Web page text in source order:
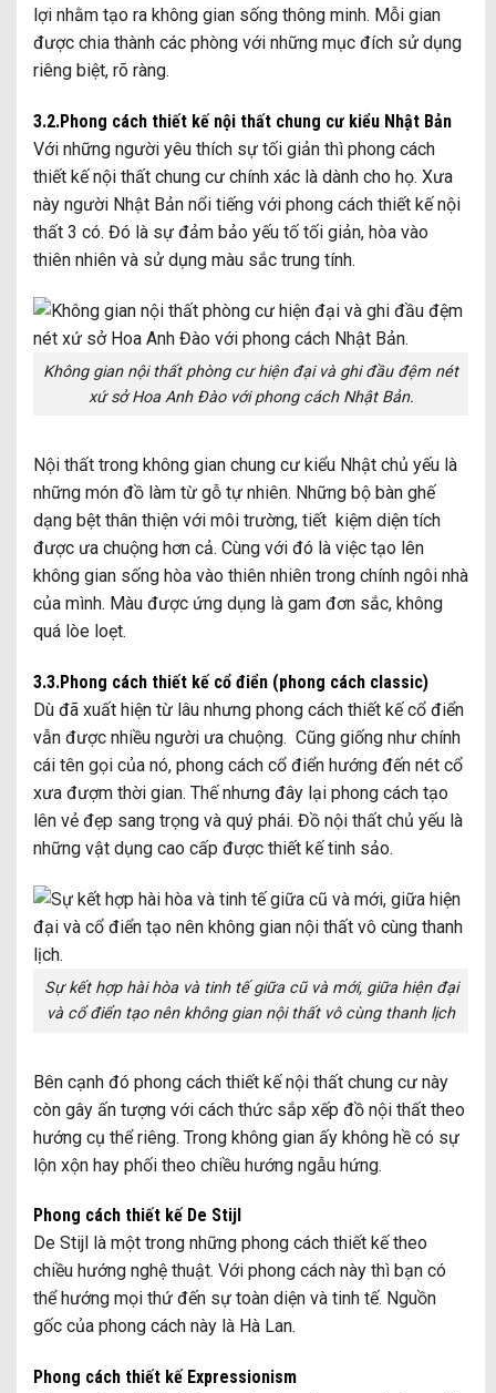
lợi nhằm tạo ra không gian sống thông minh. Mỗi gian
được chia thành các phòng với những mục đích sử dụng
riêng biệt, rõ ràng.
3.2.Phong cách thiết kế nội thất chung cư kiểu Nhật Bản
Với những người yêu thích sự tối giản thì phong cách
thiết kế nội thất chung cư chính xác là dành cho họ. Xưa
này người Nhật Bản nổi tiếng với phong cách thiết kế nội
thất 3 có. Đó là sự đảm bảo yếu tố tối giản, hòa vào
thiên nhiên và sử dụng màu sắc trung tính.
Không gian nội thất phòng cư hiện đại và ghi đầu đệm nét
xứ sở Hoa Anh Đào với phong cách Nhật Bản.
Nội thất trong không gian chung cư kiểu Nhật chủ yếu là
những món đồ làm từ gỗ tự nhiên. Những bộ bàn ghế
dạng bệt thân thiện với môi trường, tiết kiệm diện tích
được ưa chuộng hơn cả. Cùng với đó là việc tạo lên
không gian sống hòa vào thiên nhiên trong chính ngôi nhà
của mình. Màu được ứng dụng là gam đơn sắc, không
quá lòe loẹt.
3.3.Phong cách thiết kế cổ điển (phong cách classic)
Dù đã xuất hiện từ lâu nhưng phong cách thiết kế cổ điển
vẫn được nhiều người ưa chuộng. Cũng giống như chính
cái tên gọi của nó, phong cách cổ điển hướng đến nét cổ
xưa đượm thời gian. Thế nhưng đây lại phong cách tạo
lên vẻ đẹp sang trọng và quý phái. Đồ nội thất chủ yếu là
những vật dụng cao cấp được thiết kế tinh sảo.
Sự kết hợp hài hòa và tinh tế giữa cũ và mới, giữa hiện đại
và cổ điển tạo nên không gian nội thất vô cùng thanh lịch
Bên cạnh đó phong cách thiết kế nội thất chung cư này
còn gây ấn tượng với cách thức sắp xếp đồ nội thất theo
hướng cụ thể riêng. Trong không gian ấy không hề có sự
lộn xộn hay phối theo chiều hướng ngẫu hứng.
Phong cách thiết kế De Stijl
De Stijl là một trong những phong cách thiết kế theo
chiều hướng nghệ thuật. Với phong cách này thì bạn có
thể hướng mọi thứ đến sự toàn diện và tinh tế. Nguồn
gốc của phong cách này là Hà Lan.
Phong cách thiết kế Expressionism